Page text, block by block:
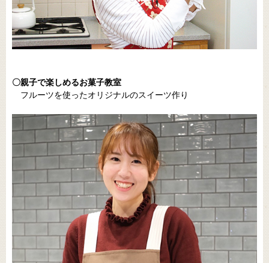
〇親子で楽しめるお菓子教室
フルーツを使ったオリジナルのスイーツ作り